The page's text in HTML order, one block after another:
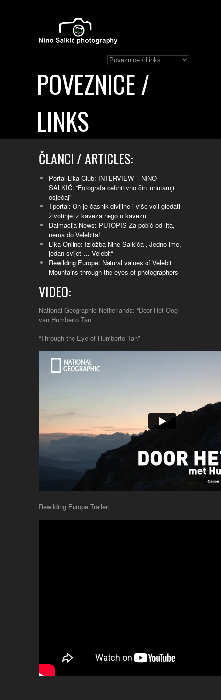
POVEZNICE /
LINKS
ČLANCI / ARTICLES:
Portal Lika Club: INTERVIEW – NINO
SALKIĆ: ”Fotografa definitivno čini unutarnji
osjećaj”
Tportal: On je časnik divljine i više voli gledati
životinje iz kaveza nego u kavezu
Dalmacija News: PUTOPIS Za pobić od lita,
nema do Velebita!
Lika Online: Izložba Nine Salkića „ Jedno ime,
jedan svijet … Velebit“
Rewilding Europe: Natural values of Velebit
Mountains through the eyes of photographers
VIDEO:
National Geographic Netherlands: “Door Het Oog
van Humberto Tan”
“Through the Eye of Humberto Tan”
Rewilding Europe Trailer: